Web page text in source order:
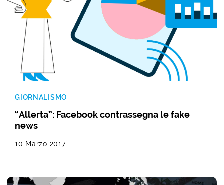
GIORNALISMO
“Allerta”: Facebook contrassegna le fake
news
10 Marzo 2017